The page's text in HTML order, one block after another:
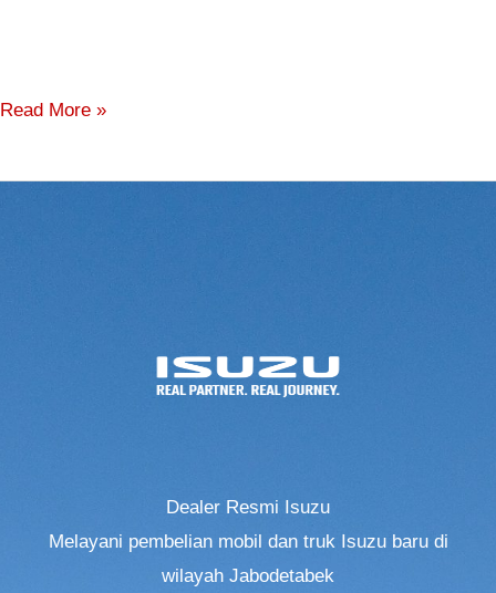
Read More »
Dealer Resmi Isuzu
Melayani pembelian mobil dan truk Isuzu baru di
wilayah Jabodetabek